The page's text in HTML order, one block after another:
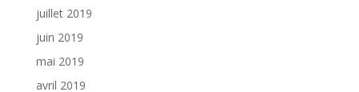
juillet 2019
juin 2019
mai 2019
avril 2019